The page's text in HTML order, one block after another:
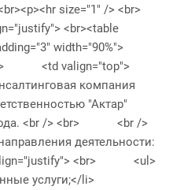
size="1" /> <br>
<br><table
width="90%">
<td valign="top">
компания
"Актар"
года. <br /> <br> <br />
деятельности:
<br> <ul>
услуги;</li>